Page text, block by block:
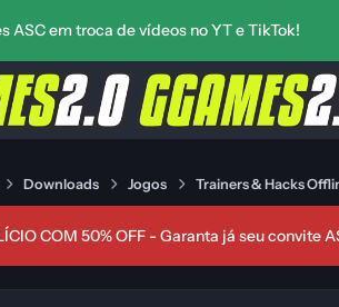
ASC em troca de vídeos no YT e TikTok!
Downloads Jogos Trainers & Hacks
COM 50% OFF - Garanta já seu convite